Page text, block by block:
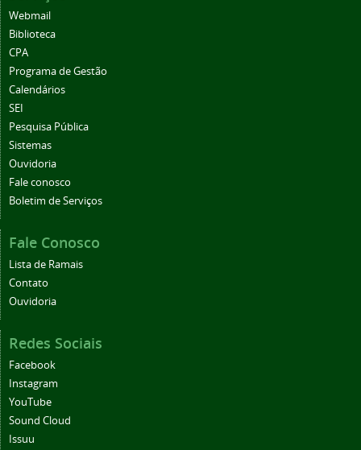
Webmail
Biblioteca
CPA
Programa de Gestão
Calendários
SEI
Pesquisa Pública
Sistemas
Ouvidoria
Fale conosco
Boletim de Serviços
Fale Conosco
Lista de Ramais
Contato
Ouvidoria
Redes Sociais
Facebook
Instagram
YouTube
Sound Cloud
Issuu